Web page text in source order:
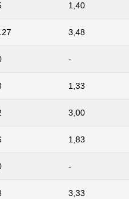
1,40
3,48
-
1,33
3,00
1,83
-
3,33